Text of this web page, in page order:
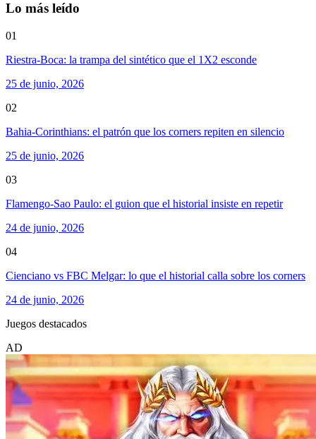
Lo más leído
01
Riestra-Boca: la trampa del sintético que el 1X2 esconde
25 de junio, 2026
02
Bahia-Corinthians: el patrón que los corners repiten en silencio
25 de junio, 2026
03
Flamengo-Sao Paulo: el guion que el historial insiste en repetir
24 de junio, 2026
04
Cienciano vs FBC Melgar: lo que el historial calla sobre los corners
24 de junio, 2026
Juegos destacados
AD